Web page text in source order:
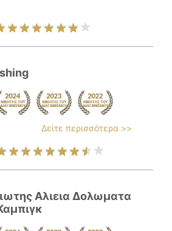
Δείτε περισσότερα >>
Αλιεια Δολωματα